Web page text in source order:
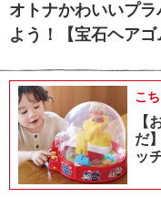
オトナかわいいプ
よう！【宝石ヘアゴ
こ
【
だ
ッ